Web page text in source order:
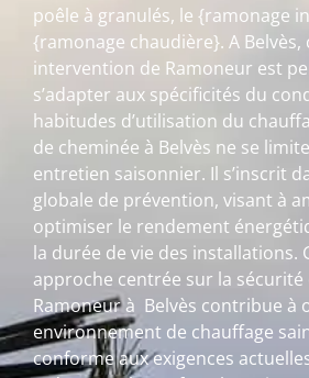
poêle à granulés, le {ramonage
{ramonage chaudière}. A Belvès,
intervention de Ramoneur est
s’adapter aux spécificités du
habitudes d’utilisation du
de cheminée à Belvès ne se
entretien saisonnier. Il s’inscrit
globale de prévention, visant à
optimiser le rendement
la durée de vie des installations.
approche centrée sur la sécurité
Ramoneur à Belvès contribue à
environnement de chauffage
conforme aux exigences